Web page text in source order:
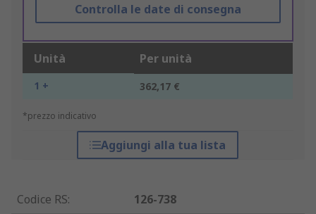
Controlla le date di consegna
Unità Per unità
1 + 362,17 €
*prezzo indicativo
Aggiungi alla tua lista
Codice RS:
126-738